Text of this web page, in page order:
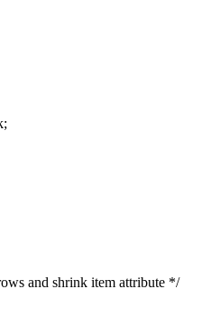
and shrink item attribute */